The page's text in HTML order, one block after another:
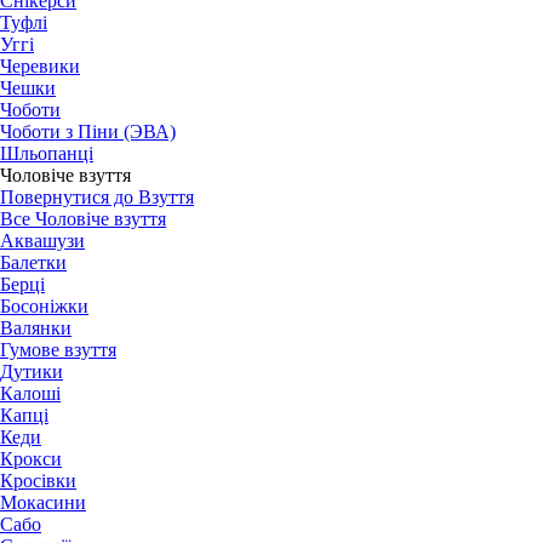
Туфлі
Уггі
Черевики
Чешки
Чоботи
Чоботи з Піни (ЭВА)
Шльопанці
Чоловіче взуття
Повернутися до Взуття
Все Чоловіче взуття
Аквашузи
Балетки
Берці
Босоніжки
Валянки
Гумове взуття
Дутики
Калоші
Капці
Кеди
Крокси
Кросівки
Мокасини
Сабо